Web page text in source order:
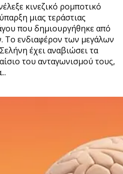
κινεζικό ρομποτικό
μιας τεράστιας
που δημιουργήθηκε από
ενδιαφέρον των μεγάλων
έχει αναβιώσει τα
του ανταγωνισμού τους,